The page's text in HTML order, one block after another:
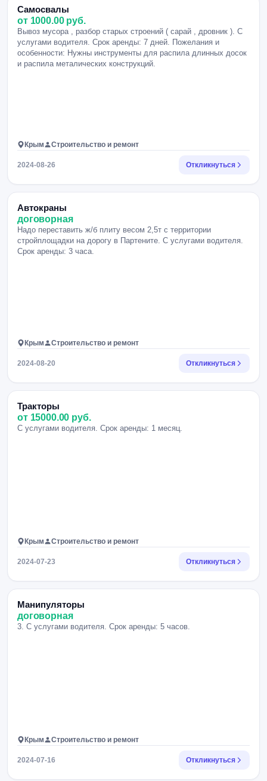
Самосвалы
от 1000.00 руб.
Вывоз мусора , разбор старых строений ( сарай , дровник ). С
услугами водителя. Срок аренды: 7 дней. Пожелания и
особенности: Нужны инструменты для распила длинных досок
и распила металических конструкций.
Крым Строительство и ремонт
2024-08-26 Откликнуться
Автокраны
договорная
Надо переставить ж/б плиту весом 2,5т с территории
стройплощадки на дорогу в Партените. С услугами водителя.
Срок аренды: 3 часа.
Крым Строительство и ремонт
2024-08-20 Откликнуться
Тракторы
от 15000.00 руб.
С услугами водителя. Срок аренды: 1 месяц.
Крым Строительство и ремонт
2024-07-23 Откликнуться
Манипуляторы
договорная
3. С услугами водителя. Срок аренды: 5 часов.
Крым Строительство и ремонт
2024-07-16 Откликнуться